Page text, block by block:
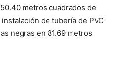
metros cuadrados de
de tubería de PVC
negras en 81.69 metros